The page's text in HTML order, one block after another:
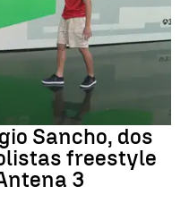
Sancho, dos
freestyle
3